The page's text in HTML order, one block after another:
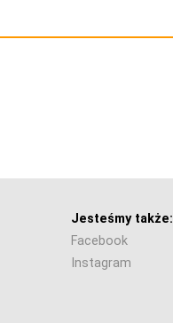
Jesteśmy także:
Facebook
Instagram